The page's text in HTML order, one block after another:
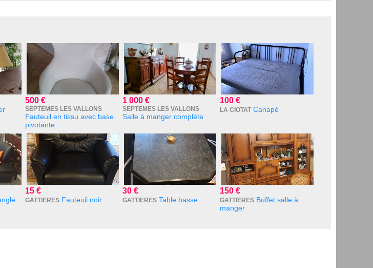
500 €
SEPTEMES LES VALLONS
Fauteuil en tissu avec base
pivotante
1 000 €
SEPTEMES LES VALLONS
Salle à manger complète
100 €
LA CIOTAT Canapé
15 €
GATTIERES Fauteuil noir
30 €
GATTIERES Table basse
150 €
GATTIERES Buffet salle à
manger